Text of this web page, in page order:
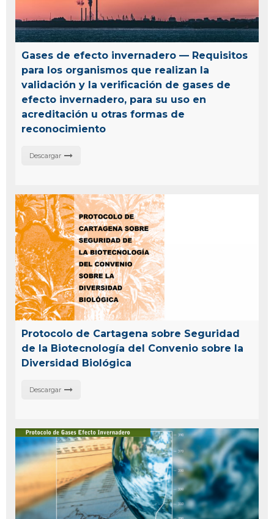
Gases de efecto invernadero — Requisitos
para los organismos que realizan la
validación y la verificación de gases de
efecto invernadero, para su uso en
acreditación u otras formas de
reconocimiento
Descargar
Protocolo de Cartagena sobre Seguridad
de la Biotecnología del Convenio sobre la
Diversidad Biológica
Descargar